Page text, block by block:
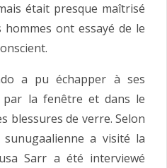
était presque maîtrisé
hommes ont essayé de le
a pu échapper à ses
par la fenêtre et dans le
blessures de verre. Selon
a visité la
Sarr a été interviewé